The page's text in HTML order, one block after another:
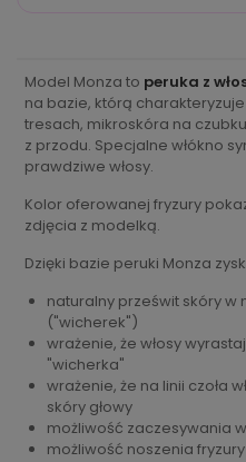
Model Monza to peruka z
na bazie, którą
tresach, mikroskóra na
z przodu. Specjalne włókno
prawdziwe włosy.
Kolor oferowanej fryzury
zdjęcia z modelką.
Dzięki bazie peruki Monza
naturalny prześwit skóry w
("wicherek")
wrażenie, że włosy
"wicherka"
wrażenie, że na linii czoła
skóry głowy
możliwość zaczesywania
możliwość noszenia